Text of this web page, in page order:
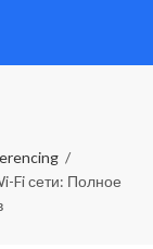
Fi сети: Полное